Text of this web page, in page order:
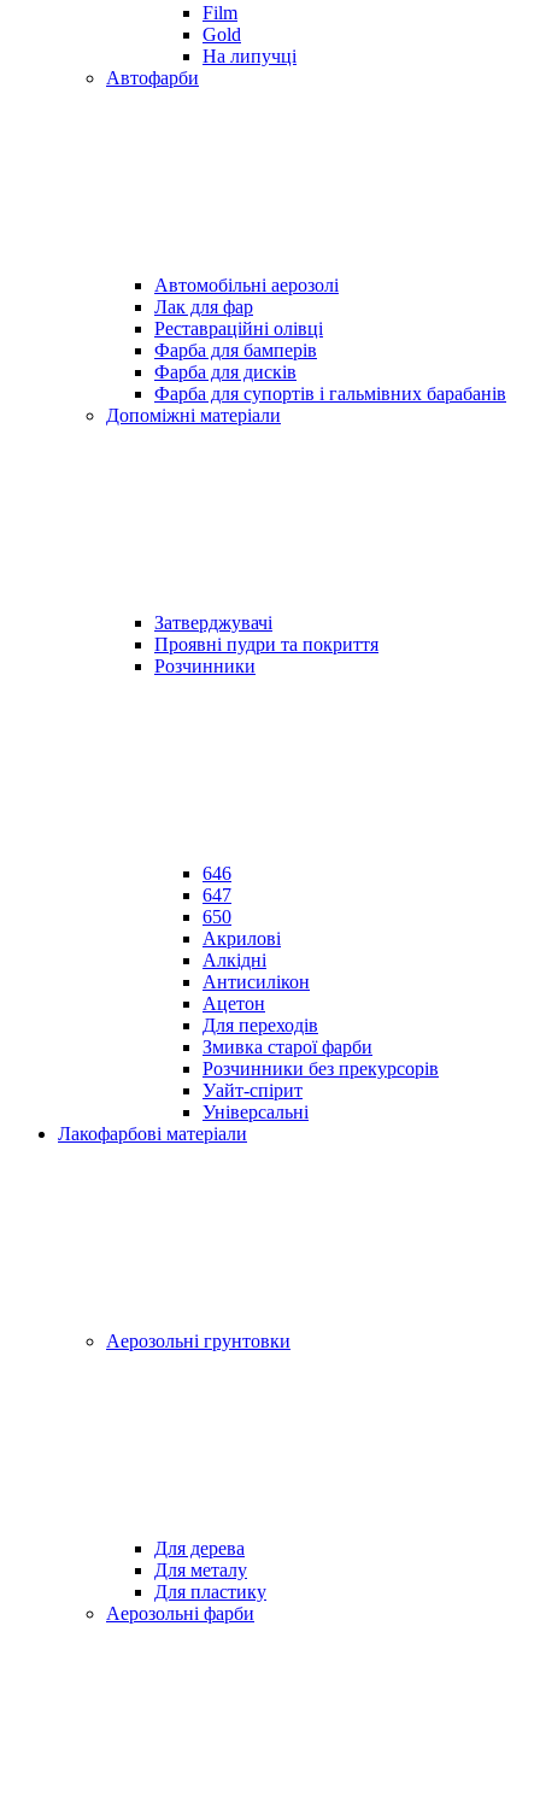
Film
Gold
На липучці
Автофарби
Автомобільні аерозолі
Лак для фар
Реставраційні олівці
Фарба для бамперів
Фарба для дисків
Фарба для супортів і гальмівних барабанів
Допоміжні матеріали
Затверджувачі
Проявні пудри та покриття
Розчинники
646
647
650
Акрилові
Алкідні
Антисилікон
Ацетон
Для переходів
Змивка старої фарби
Розчинники без прекурсорів
Уайт-спірит
Універсальні
Лакофарбові матеріали
Аерозольні грунтовки
Для дерева
Для металу
Для пластику
Аерозольні фарби